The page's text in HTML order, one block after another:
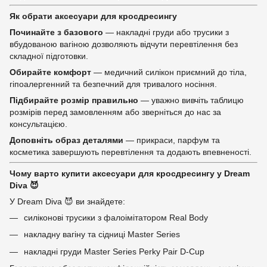
Як обрати аксесуари для кросдресингу
Починайте з базового — накладні груди або трусики з
вбудованою вагіною дозволяють відчути перевтілення без
складної підготовки.
Обирайте комфорт — медичний силікон приємний до тіла,
гіпоалергенний та безпечний для тривалого носіння.
Підбирайте розмір правильно — уважно вивчіть таблицю
розмірів перед замовленням або зверніться до нас за
консультацією.
Доповніть образ деталями — прикраси, парфум та
косметика завершують перевтілення та додають впевненості.
Чому варто купити аксесуари для кросдресингу у Dream
Diva 😈
У Dream Diva 😈 ви знайдете:
силіконові трусики з фалоімітатором Real Body
накладну вагіну та сідниці Master Series
накладні груди Master Series Perky Pair D-Cup